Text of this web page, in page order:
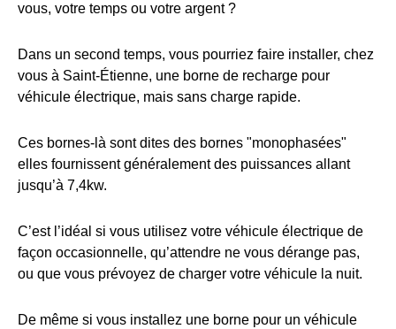
vous, votre temps ou votre argent ?
Dans un second temps, vous pourriez faire installer, chez
vous à Saint-Étienne, une borne de recharge pour
véhicule électrique, mais sans charge rapide.
Ces bornes-là sont dites des bornes "monophasées"
elles fournissent généralement des puissances allant
jusqu’à 7,4kw.
C’est l’idéal si vous utilisez votre véhicule électrique de
façon occasionnelle, qu’attendre ne vous dérange pas,
ou que vous prévoyez de charger votre véhicule la nuit.
De même si vous installez une borne pour un véhicule